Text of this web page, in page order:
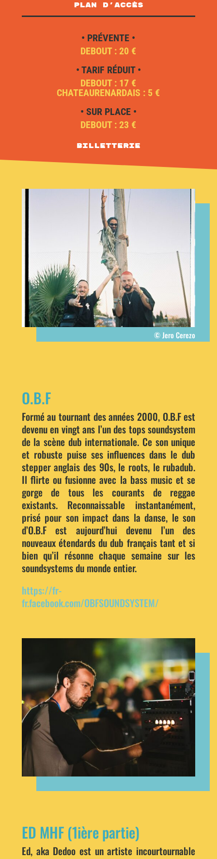
plan d'accès
• PRÉVENTE •
DEBOUT : 20 €
• TARIF RÉDUIT •
DEBOUT : 17 €
CHATEAURENARDAIS : 5 €
• SUR PLACE •
DEBOUT : 23 €
Billetterie
© Jero Cerezo
O.B.F
Formé au tournant des années 2000, O.B.F est
devenu en vingt ans l’un des tops soundsystem
de la scène dub internationale. Ce son unique
et robuste puise ses influences dans le dub
stepper anglais des 90s, le roots, le rubadub.
Il flirte ou fusionne avec la bass music et se
gorge de tous les courants de reggae
existants. Reconnaissable instantanément,
prisé pour son impact dans la danse, le son
d’O.B.F est aujourd’hui devenu l’un des
nouveaux étendards du dub français tant et si
bien qu’il résonne chaque semaine sur les
soundsystems du monde entier.
https://fr-
fr.facebook.com/OBFSOUNDSYSTEM/
ED MHF (1ière partie)
Ed, aka Dedoo est un artiste incourtournable